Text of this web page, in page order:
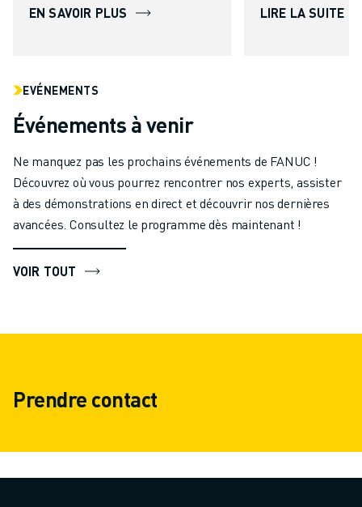
EN SAVOIR PLUS LIRE LA SUITE
EVÉNEMENTS
Événements à venir
Ne manquez pas les prochains événements de FANUC !
Découvrez où vous pourrez rencontrer nos experts, assister
à des démonstrations en direct et découvrir nos dernières
avancées. Consultez le programme dès maintenant !
VOIR TOUT
Prendre contact